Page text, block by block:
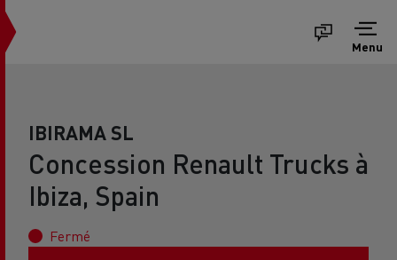
Menu
IBIRAMA SL
Concession Renault Trucks à
Ibiza, Spain
Fermé